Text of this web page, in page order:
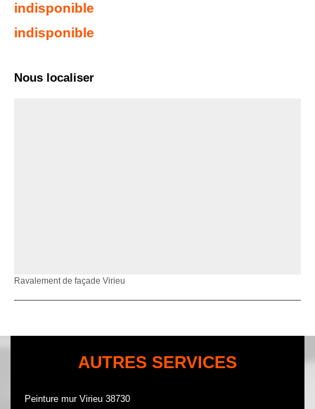
indisponible
indisponible
Nous localiser
Ravalement de façade Virieu
AUTRES SERVICES
Peinture mur Virieu 38730